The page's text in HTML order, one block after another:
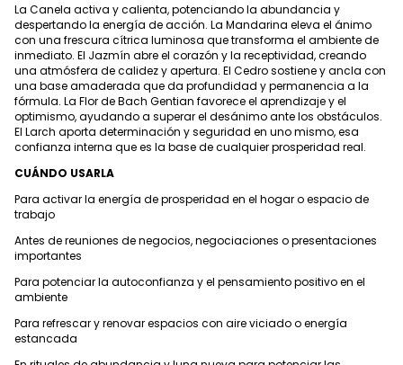
La Canela activa y calienta, potenciando la abundancia y
despertando la energía de acción. La Mandarina eleva el ánimo
con una frescura cítrica luminosa que transforma el ambiente de
inmediato. El Jazmín abre el corazón y la receptividad, creando
una atmósfera de calidez y apertura. El Cedro sostiene y ancla con
una base amaderada que da profundidad y permanencia a la
fórmula. La Flor de Bach Gentian favorece el aprendizaje y el
optimismo, ayudando a superar el desánimo ante los obstáculos.
El Larch aporta determinación y seguridad en uno mismo, esa
confianza interna que es la base de cualquier prosperidad real.
CUÁNDO USARLA
Para activar la energía de prosperidad en el hogar o espacio de
trabajo
Antes de reuniones de negocios, negociaciones o presentaciones
importantes
Para potenciar la autoconfianza y el pensamiento positivo en el
ambiente
Para refrescar y renovar espacios con aire viciado o energía
estancada